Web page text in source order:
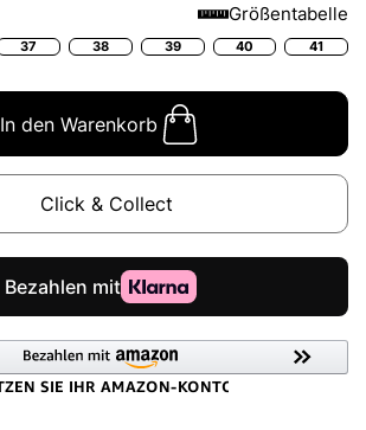
Größentabelle
37 38 39 40 41
In den Warenkorb
Click & Collect